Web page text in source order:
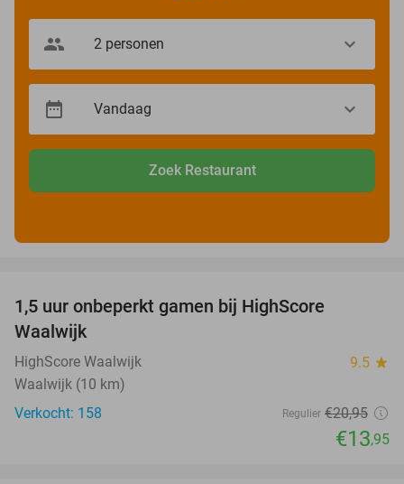
Zoek Restaurant
1,5 uur onbeperkt gamen bij HighScore
Waalwijk
HighScore Waalwijk 9.5 star
Waalwijk (10 km)
Verkocht: 158
Regulier €20,95
€13,95